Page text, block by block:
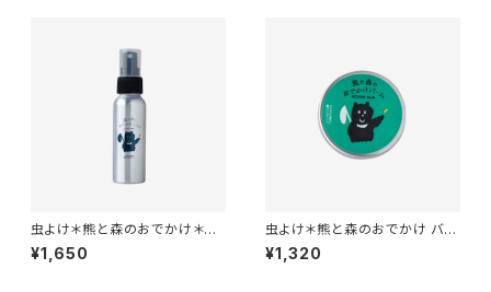
虫よけ＊熊と森のおでかけ＊ミ
スト 80ml＊シトロネラ・ペパー
ミント・ユーカリなどの精油＊
¥1,650
虫よけ＊熊と森のおでかけ バー
ム ＊ 保湿 ＊15g＊シトロネラ・
ペパーミント・ユーカリなどの精
¥1,320